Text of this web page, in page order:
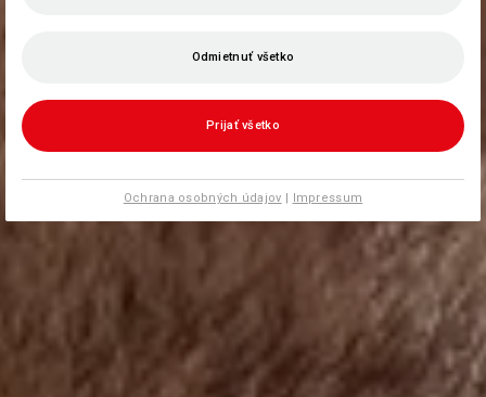
Odmietnuť všetko
Prijať všetko
Ochrana osobných údajov | Impressum